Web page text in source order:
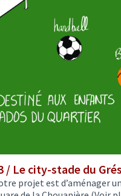
/ Le city-stade du
projet est d’aménager